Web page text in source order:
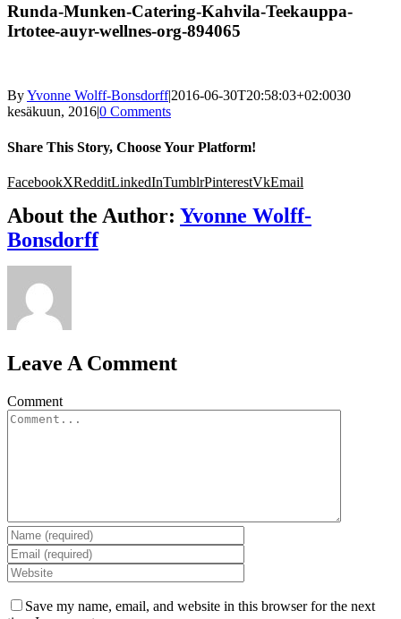
Runda-Munken-Catering-Kahvila-Teekauppa-
Irtotee-auyr-wellnes-org-894065
ByYvonne Wolff-Bonsdorff|2016-06-30T20:58:03+02:0030
kesäkuun, 2016|0 Comments
Share This Story, Choose Your Platform!
FacebookXRedditLinkedInTumblrPinterestVkEmail
About the Author: Yvonne Wolff-
Bonsdorff
Leave A Comment
Comment
Save my name, email, and website in this browser for the next